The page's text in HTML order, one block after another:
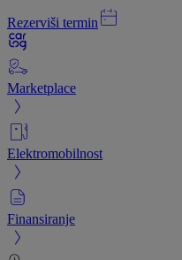
Rezerviši termin
Marketplace
Elektromobilnost
Finansiranje